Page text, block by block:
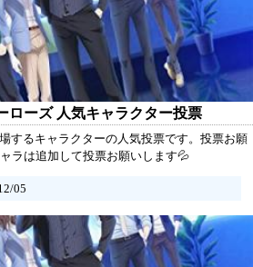
ローズ 人気キャラクター投票
するキャラクターの人気投票です。投票お願
は追加して投票お願いします💦
05